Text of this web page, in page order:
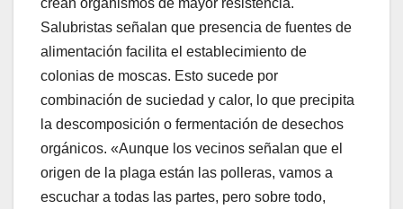
Salubristas señalan que presencia de fuentes de
alimentación facilita el establecimiento de
colonias de moscas. Esto sucede por
combinación de suciedad y calor, lo que precipita
la descomposición o fermentación de desechos
orgánicos. «Aunque los vecinos señalan que el
origen de la plaga están las polleras, vamos a
escuchar a todas las partes, pero sobre todo,